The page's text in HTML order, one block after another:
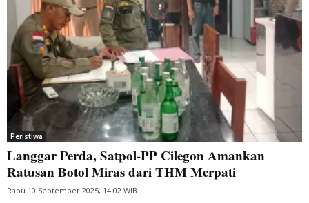
Peristiwa
Langgar Perda, Satpol-PP Cilegon Amankan
Ratusan Botol Miras dari THM Merpati
Rabu 10 September 2025, 14:02 WIB